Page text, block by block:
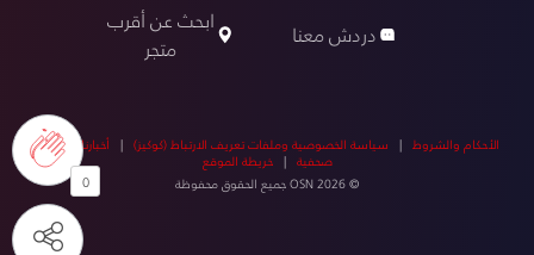
0
دردش معنا
ابحث عن أقرب
متجر
الأحكام والشروط | سياسة الخصوصية وملفات تعريف الارتباط (كوكيز) | أخبارنا|أخبار
صحفية |خريطة الموقع
© OSN 2026 جميع الحقوق محفوظة